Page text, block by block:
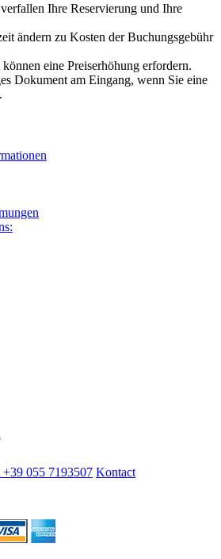
Ihre Reservierung und Ihre
ändern zu Kosten der Buchungsgebühr
eine Preiserhöhung erfordern.
Dokument am Eingang, wenn Sie eine
+39 055 7193507 Kontact